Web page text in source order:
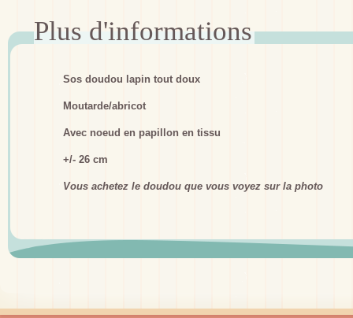
Sos doudou lapin tout doux
Moutarde/abricot
Avec noeud en papillon en tissu
+/- 26 cm
Vous achetez le doudou que vous voyez sur la photo